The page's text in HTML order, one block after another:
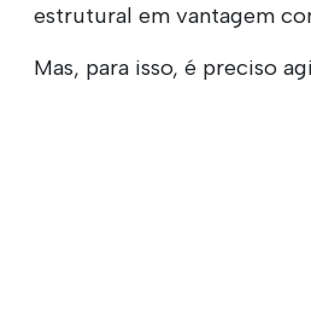
estrutural em vantagem
Mas, para isso, é preciso